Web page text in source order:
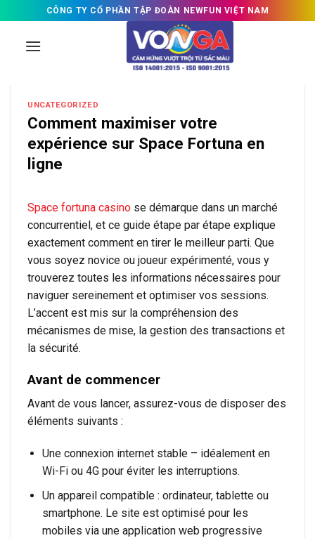
to
content
CÔNG TY CỔ PHẦN TẬP ĐOÀN NEWFUN VIỆT NAM
UNCATEGORIZED
Comment maximiser votre
expérience sur Space Fortuna en
ligne
Space fortuna casino se démarque dans un marché
concurrentiel, et ce guide étape par étape explique
exactement comment en tirer le meilleur parti. Que
vous soyez novice ou joueur expérimenté, vous y
trouverez toutes les informations nécessaires pour
naviguer sereinement et optimiser vos sessions.
L’accent est mis sur la compréhension des
mécanismes de mise, la gestion des transactions et
la sécurité.
Avant de commencer
Avant de vous lancer, assurez-vous de disposer des
éléments suivants :
Une connexion internet stable – idéalement en
Wi-Fi ou 4G pour éviter les interruptions.
Un appareil compatible : ordinateur, tablette ou
smartphone. Le site est optimisé pour les
mobiles via une application web progressive